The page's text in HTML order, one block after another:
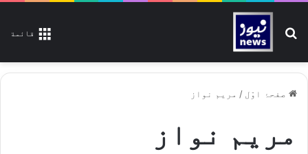
قائمة تلاش کیجیے
صفحۂ اوّل / مریم نواز
مریم نواز